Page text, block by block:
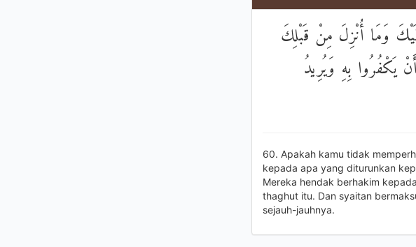
وَمَا أُنْزِلَ مِنْ قَبْلِكَ
يَكْفُرُوا بِهِ وَيُرِيدُ
60. Apakah kamu tidak
kepada apa yang diturunkan
Mereka hendak berhakim
thaghut itu. Dan syaitan
sejauh-jauhnya.